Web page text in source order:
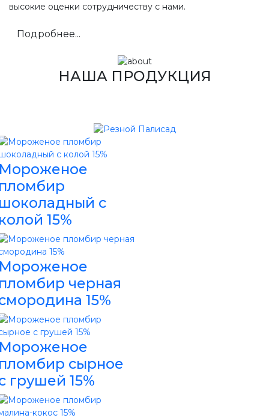
высокие оценки сотрудничеству с нами.
Подробнее...
НАША ПРОДУКЦИЯ
с
15%
черная
15%
сырное
грушей 15%